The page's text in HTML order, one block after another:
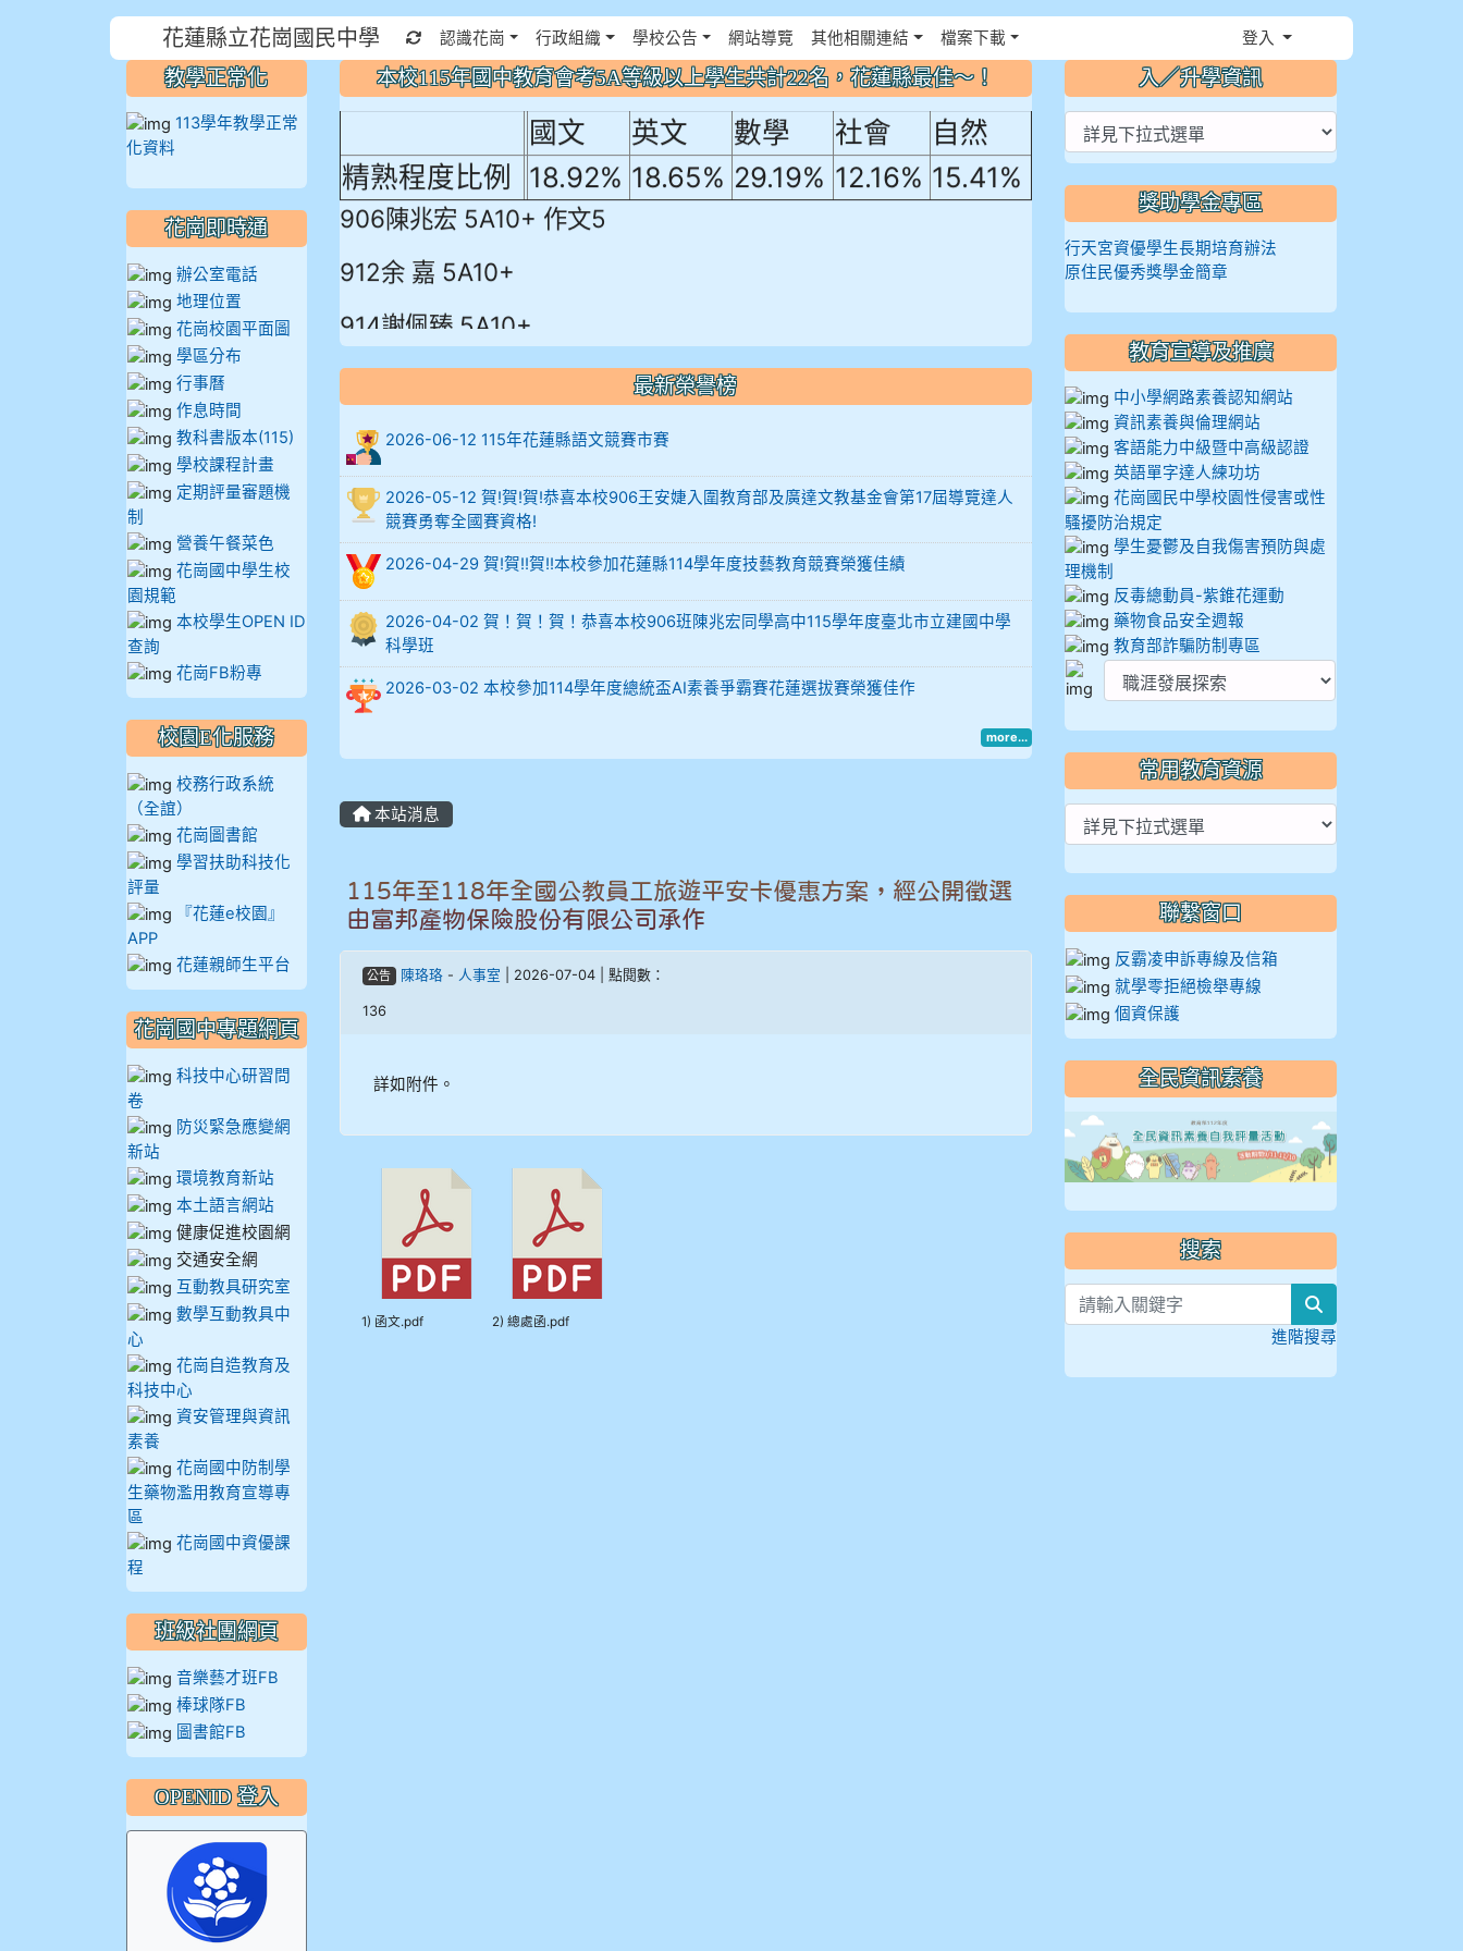
花蓮縣立花崗國民中學 重新取得佈景設定
認識花崗 行政組織 學校公告 網站導覽 其他相關連結 檔案下載 登入
本校115年國中教育會考5A等級以上學生共計22名，花蓮縣最佳～！
本校115年國中教育會考5A等級以上學生共計22名，花
蓮縣最佳～！
國文
英文 數學 社會
自然
精熟程度比例 18.92% 18.65% 29.19% 12.16% 15.41%
906陳兆宏 5A10+ 作文5
912余 嘉 5A10+
914謝佩臻 5A10+
902蘇奕愷
904彭子庭
905蔣昇和
905周沛蓉
905鄭瑀安
906江彥臻
908彭主豪
909林玉楓
909林朝智
910謝尚橙
911王祉傑
911張 婷
912彭子宸
914王苡澄
最新榮譽榜
2026-06-12 115年花蓮縣語文競賽市賽
2026-05-12 賀!賀!賀!恭喜本校906王安婕入圍教育部及廣達文教基金會第17屆導覽達人
競賽勇奪全國賽資格!
2026-04-29 賀!賀!!賀!!本校參加花蓮縣114學年度技藝教育競賽榮獲佳績
2026-04-02 賀！賀！賀！恭喜本校906班陳兆宏同學高中115學年度臺北市立建國中學
科學班
2026-03-02 本校參加114學年度總統盃AI素養爭霸賽花蓮選拔賽榮獲佳作
more...
本站消息
115年至118年全國公教員工旅遊平安卡優惠方案，經公開徵選
由富邦產物保險股份有限公司承作
公告 陳珞珞- 人事室 | 2026-07-04 | 點閱數：
136
詳如附件。
1) 函文.pdf 2) 總處函.pdf
教學正常化
113學年教學正常
化資料
花崗即時通
辦公室電話
地理位置
花崗校園平面圖
學區分布
行事曆
作息時間
教科書版本(115)
學校課程計畫
定期評量審題機
制
營養午餐菜色
花崗國中學生校
園規範
本校學生OPEN ID
查詢
花崗FB粉專
校園E化服務
校務行政系統
（全誼）
花崗圖書館
學習扶助科技化
評量
『花蓮e校園』
APP
花蓮親師生平台
花崗國中專題網頁
科技中心研習問
卷
防災緊急應變網
新站
環境教育新站
本土語言網站
健康促進校園網
交通安全網
互動教具研究室
數學互動教具中
心
花崗自造教育及
科技中心
資安管理與資訊
素養
花崗國中防制學
生藥物濫用教育宣導專
區
花崗國中資優課
程
班級社團網頁
音樂藝才班FB
棒球隊FB
圖書館FB
OPENID 登入
入／升學資訊
獎助學金專區
行天宮資優學生長期培育辦法
原住民優秀獎學金簡章
教育宣導及推廣
中小學網路素養認知網站
資訊素養與倫理網站
客語能力中級暨中高級認證
英語單字達人練功坊
花崗國民中學校園性侵害或性
騷擾防治規定
學生憂鬱及自我傷害預防與處
理機制
反毒總動員-紫錐花運動
藥物食品安全週報
教育部詐騙防制專區
常用教育資源
聯繫窗口
反霸凌申訴專線及信箱
就學零拒絕檢舉專線
個資保護
全民資訊素養
搜索
進階搜尋